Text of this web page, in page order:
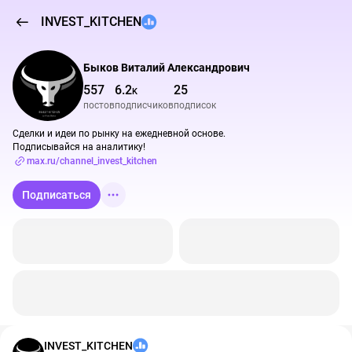
INVEST_KITCHEN
Быков Виталий Александрович
557
постов
6.2K
подписчиков
25
подписок
Сделки и идеи по рынку на ежедневной основе.
Подписывайся на аналитику!
max.ru/channel_invest_kitchen
Подписаться
INVEST_KITCHEN